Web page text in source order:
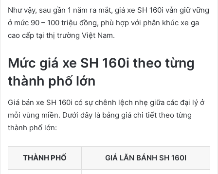
Như vậy, sau gần 1 năm ra mắt, giá xe SH 160i vẫn giữ vững
ở mức 90 – 100 triệu đồng, phù hợp với phân khúc xe ga
cao cấp tại thị trường Việt Nam.
Mức giá xe SH 160i theo từng
thành phố lớn
Giá bán xe SH 160i có sự chênh lệch nhẹ giữa các đại lý ở
mỗi vùng miền. Dưới đây là bảng giá chi tiết theo từng
thành phố lớn:
THÀNH PHỐ GIÁ LĂN BÁNH SH 160I